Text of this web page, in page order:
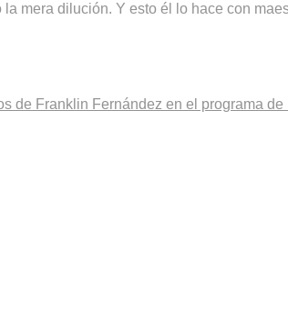
la mera dilución. Y esto él lo hace con
de Franklin Fernández en el programa